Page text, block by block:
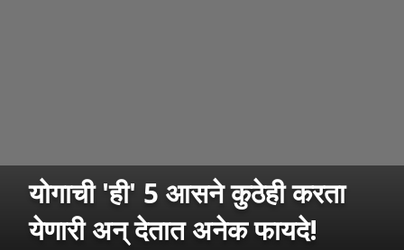
योगाची 'ही' 5 आसने कुठेही करता
येणारी अन् देतात अनेक फायदे!